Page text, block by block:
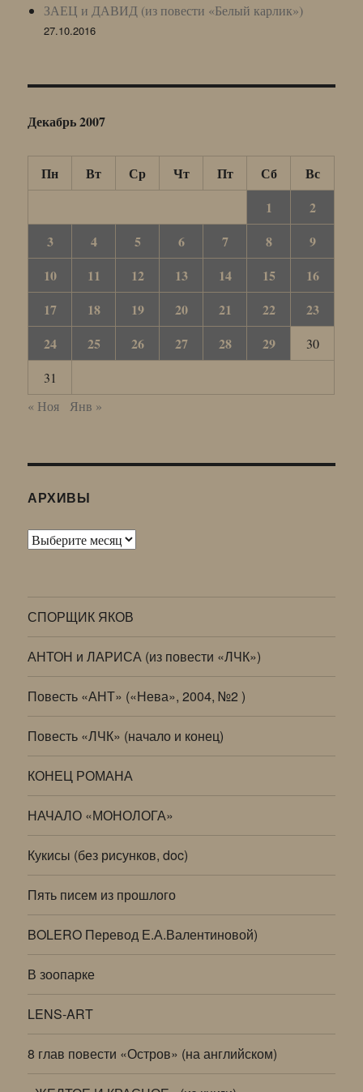
ЗАЕЦ и ДАВИД (из повести «Белый карлик»)
27.10.2016
Декабрь 2007
Пн Вт Ср Чт Пт Сб
Вс
1
2
3
4 5 6 7 8
9
10
11 12 13 14 15
16
17
18 19 20 21 22
23
24
25 26 27 28 29
30
31
« Ноя
Янв »
АРХИВЫ
Архивы
СПОРЩИК ЯКОВ
АНТОН и ЛАРИСА (из повести «ЛЧК»)
Повесть «АНТ» («Нева», 2004, №2 )
Повесть «ЛЧК» (начало и конец)
КОНЕЦ РОМАНА
НАЧАЛО «МОНОЛОГА»
Кукисы (без рисунков, doc)
Пять писем из прошлого
BOLERO Перевод Е.А.Валентиновой)
В зоопарке
LENS-ART
8 глав повести «Остров» (на английском)